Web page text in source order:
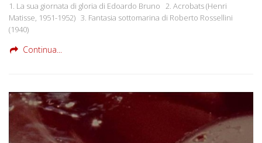
1. La sua giornata di gloria di Edoardo Bruno 2. Acrobats (Henri
Matisse, 1951-1952) 3. Fantasia sottomarina di Roberto Rossellini
(1940)
Continua...